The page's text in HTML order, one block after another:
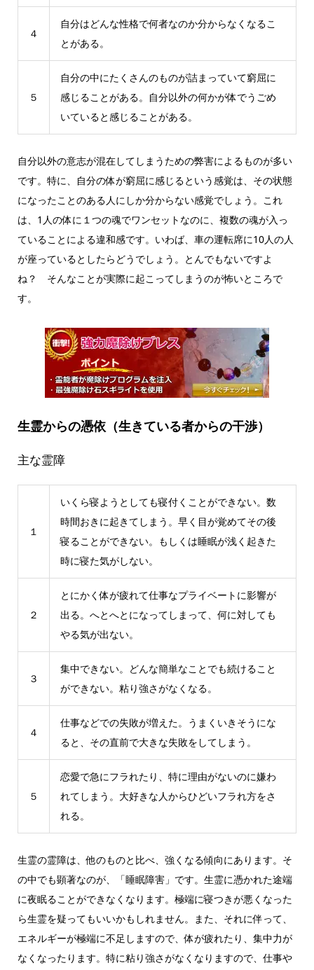
４
自分はどんな性格で何者なのか分からなくなるこ
とがある。
５
自分の中にたくさんのものが詰まっていて窮屈に
感じることがある。自分以外の何かが体でうごめ
いていると感じることがある。
自分以外の意志が混在してしまうための弊害によるものが多い
です。特に、自分の体が窮屈に感じるという感覚は、その状態
になったことのある人にしか分からない感覚でしょう。これ
は、1人の体に１つの魂でワンセットなのに、複数の魂が入っ
ていることによる違和感です。いわば、車の運転席に10人の人
が座っているとしたらどうでしょう。とんでもないですよ
ね？ そんなことが実際に起こってしまうのが怖いところで
す。
生霊からの憑依（生きている者からの干渉）
主な霊障
１
いくら寝ようとしても寝付くことができない。数
時間おきに起きてしまう。早く目が覚めてその後
寝ることができない。もしくは睡眠が浅く起きた
時に寝た気がしない。
２
とにかく体が疲れて仕事なプライベートに影響が
出る。へとへとになってしまって、何に対しても
やる気が出ない。
３
集中できない。どんな簡単なことでも続けること
ができない。粘り強さがなくなる。
４
仕事などでの失敗が増えた。うまくいきそうにな
ると、その直前で大きな失敗をしてしまう。
５
恋愛で急にフラれたり、特に理由がないのに嫌わ
れてしまう。大好きな人からひどいフラれ方をさ
れる。
生霊の霊障は、他のものと比べ、強くなる傾向にあります。そ
の中でも顕著なのが、「睡眠障害」です。生霊に憑かれた途端
に夜眠ることができなくなります。極端に寝つきが悪くなった
ら生霊を疑ってもいいかもしれません。また、それに伴って、
エネルギーが極端に不足しますので、体が疲れたり、集中力が
なくなったります。特に粘り強さがなくなりますので、仕事や